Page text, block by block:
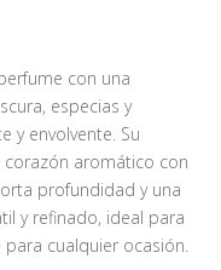
con una
especias y
y envolvente. Su
corazón aromático con
profundidad y una
y refinado, ideal para
cualquier ocasión.